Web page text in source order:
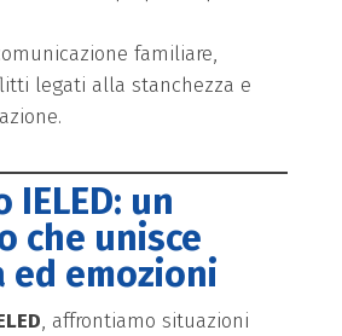
familiare,
legati alla stanchezza e
IELED: un
che unisce
ed emozioni
, affrontiamo situazioni